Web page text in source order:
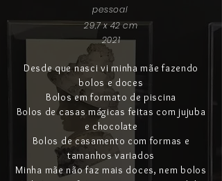
pessoal
29,7 x 42 cm
2021
Desde que nasci vi minha mãe fazendo
bolos e doces
Bolos em formato de piscina
Bolos de casas mágicas feitas com jujuba
e chocolate
Bolos de casamento com formas e
tamanhos variados
Minha mãe não faz mais doces, nem bolos